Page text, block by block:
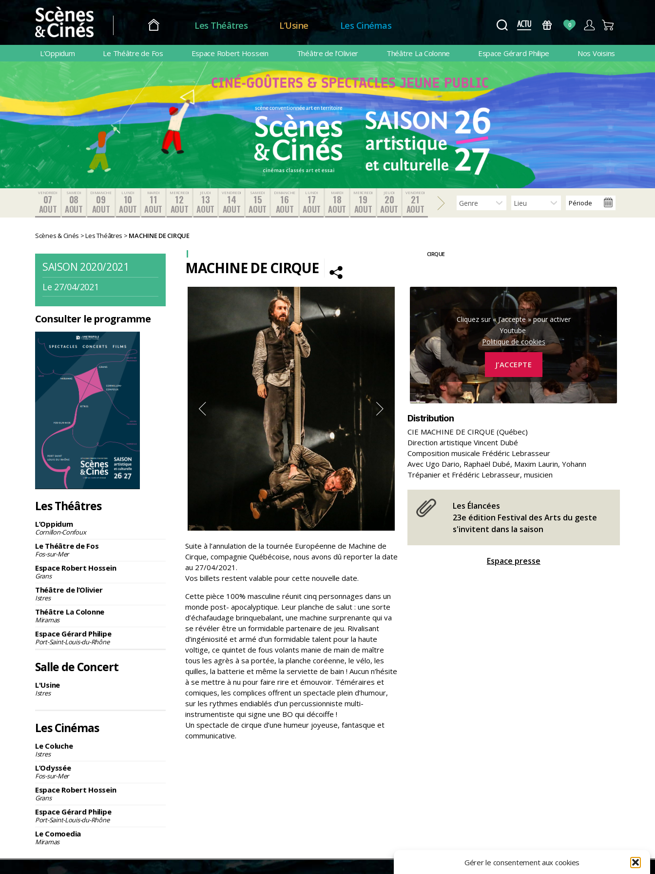
Gérer le consentement aux cookies
Scènes
&
Cinés
Les Théâtres L’Usine Les Cinémas 0
L’Oppidum Le Théâtre de Fos Espace Robert Hossein Théâtre de l’Olivier Théâtre La Colonne Espace Gérard Philipe Nos Voisins
VENDREDI
07
AOUT
SAMEDI
08
AOUT
DIMANCHE
09
AOUT
LUNDI
10
AOUT
MARDI
11
AOUT
MERCREDI
12
AOUT
JEUDI
13
AOUT
VENDREDI
14
AOUT
SAMEDI
15
AOUT
DIMANCHE
16
AOUT
LUNDI
17
AOUT
MARDI
18
AOUT
MERCREDI
19
AOUT
JEUDI
20
AOUT
VENDREDI
21
AOUT
Scènes & Cinés >Les Théâtres > MACHINE DE CIRQUE
SAISON 2020/2021
Le 27/04/2021
Consulter le programme
Les Théâtres
L’Oppidum
Cornillon-Confoux
Le Théâtre de Fos
Fos-sur-Mer
Espace Robert Hossein
Grans
Théâtre de l’Olivier
Istres
Théâtre La Colonne
Miramas
Espace Gérard Philipe
Port-Saint-Louis-du-Rhône
Salle de Concert
L'Usine
Istres
Les Cinémas
Le Coluche
Istres
L’Odyssée
Fos-sur-Mer
Espace Robert Hossein
Grans
Espace Gérard Philipe
Port-Saint-Louis-du-Rhône
Le Comoedia
Miramas
MACHINE DE CIRQUE
CIRQUE
Suite à l’annulation de la tournée Européenne de Machine de
Cirque, compagnie Québécoise, nous avons dû reporter la date
au 27/04/2021.
Vos billets restent valable pour cette nouvelle date.
Cette pièce 100% masculine réunit cinq personnages dans un
monde post- apocalyptique. Leur planche de salut : une sorte
d’échafaudage brinquebalant, une machine surprenante qui va
se révéler être un formidable partenaire de jeu. Rivalisant
d’ingéniosité et armé d’un formidable talent pour la haute
voltige, ce quintet de fous volants manie de main de maître
tous les agrès à sa portée, la planche coréenne, le vélo, les
quilles, la batterie et même la serviette de bain ! Aucun n’hésite
à se mettre à nu pour faire rire et émouvoir. Téméraires et
comiques, les complices offrent un spectacle plein d’humour,
sur les rythmes endiablés d’un percussionniste multi-
instrumentiste qui signe une BO qui décoiffe !
Un spectacle de cirque d’une humeur joyeuse, fantasque et
communicative.
Cliquez sur « J’accepte » pour activer
Youtube
Politique de cookies
J’ACCEPTE
Distribution
CIE MACHINE DE CIRQUE (Québec)
Direction artistique Vincent Dubé
Composition musicale Frédéric Lebrasseur
Avec Ugo Dario, Raphaël Dubé, Maxim Laurin, Yohann
Trépanier et Frédéric Lebrasseur, musicien
Les Élancées
23e édition Festival des Arts du geste
s'invitent dans la saison
Espace presse